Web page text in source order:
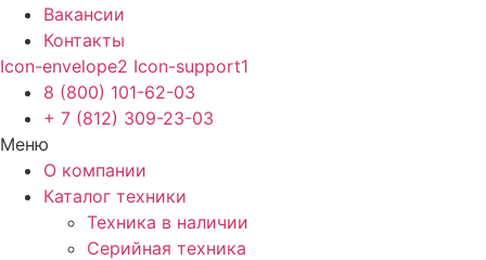
Вакансии
Контакты
Icon-envelope2 Icon-support1
8 (800) 101-62-03
+ 7 (812) 309-23-03
Меню
О компании
Каталог техники
Техника в наличии
Серийная техника